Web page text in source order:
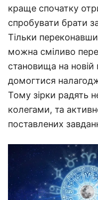
краще спочатку
спробувати брати
Тільки
можна сміливо
становища на
домогтися
Тому зірки радять
колегами, та
поставлених